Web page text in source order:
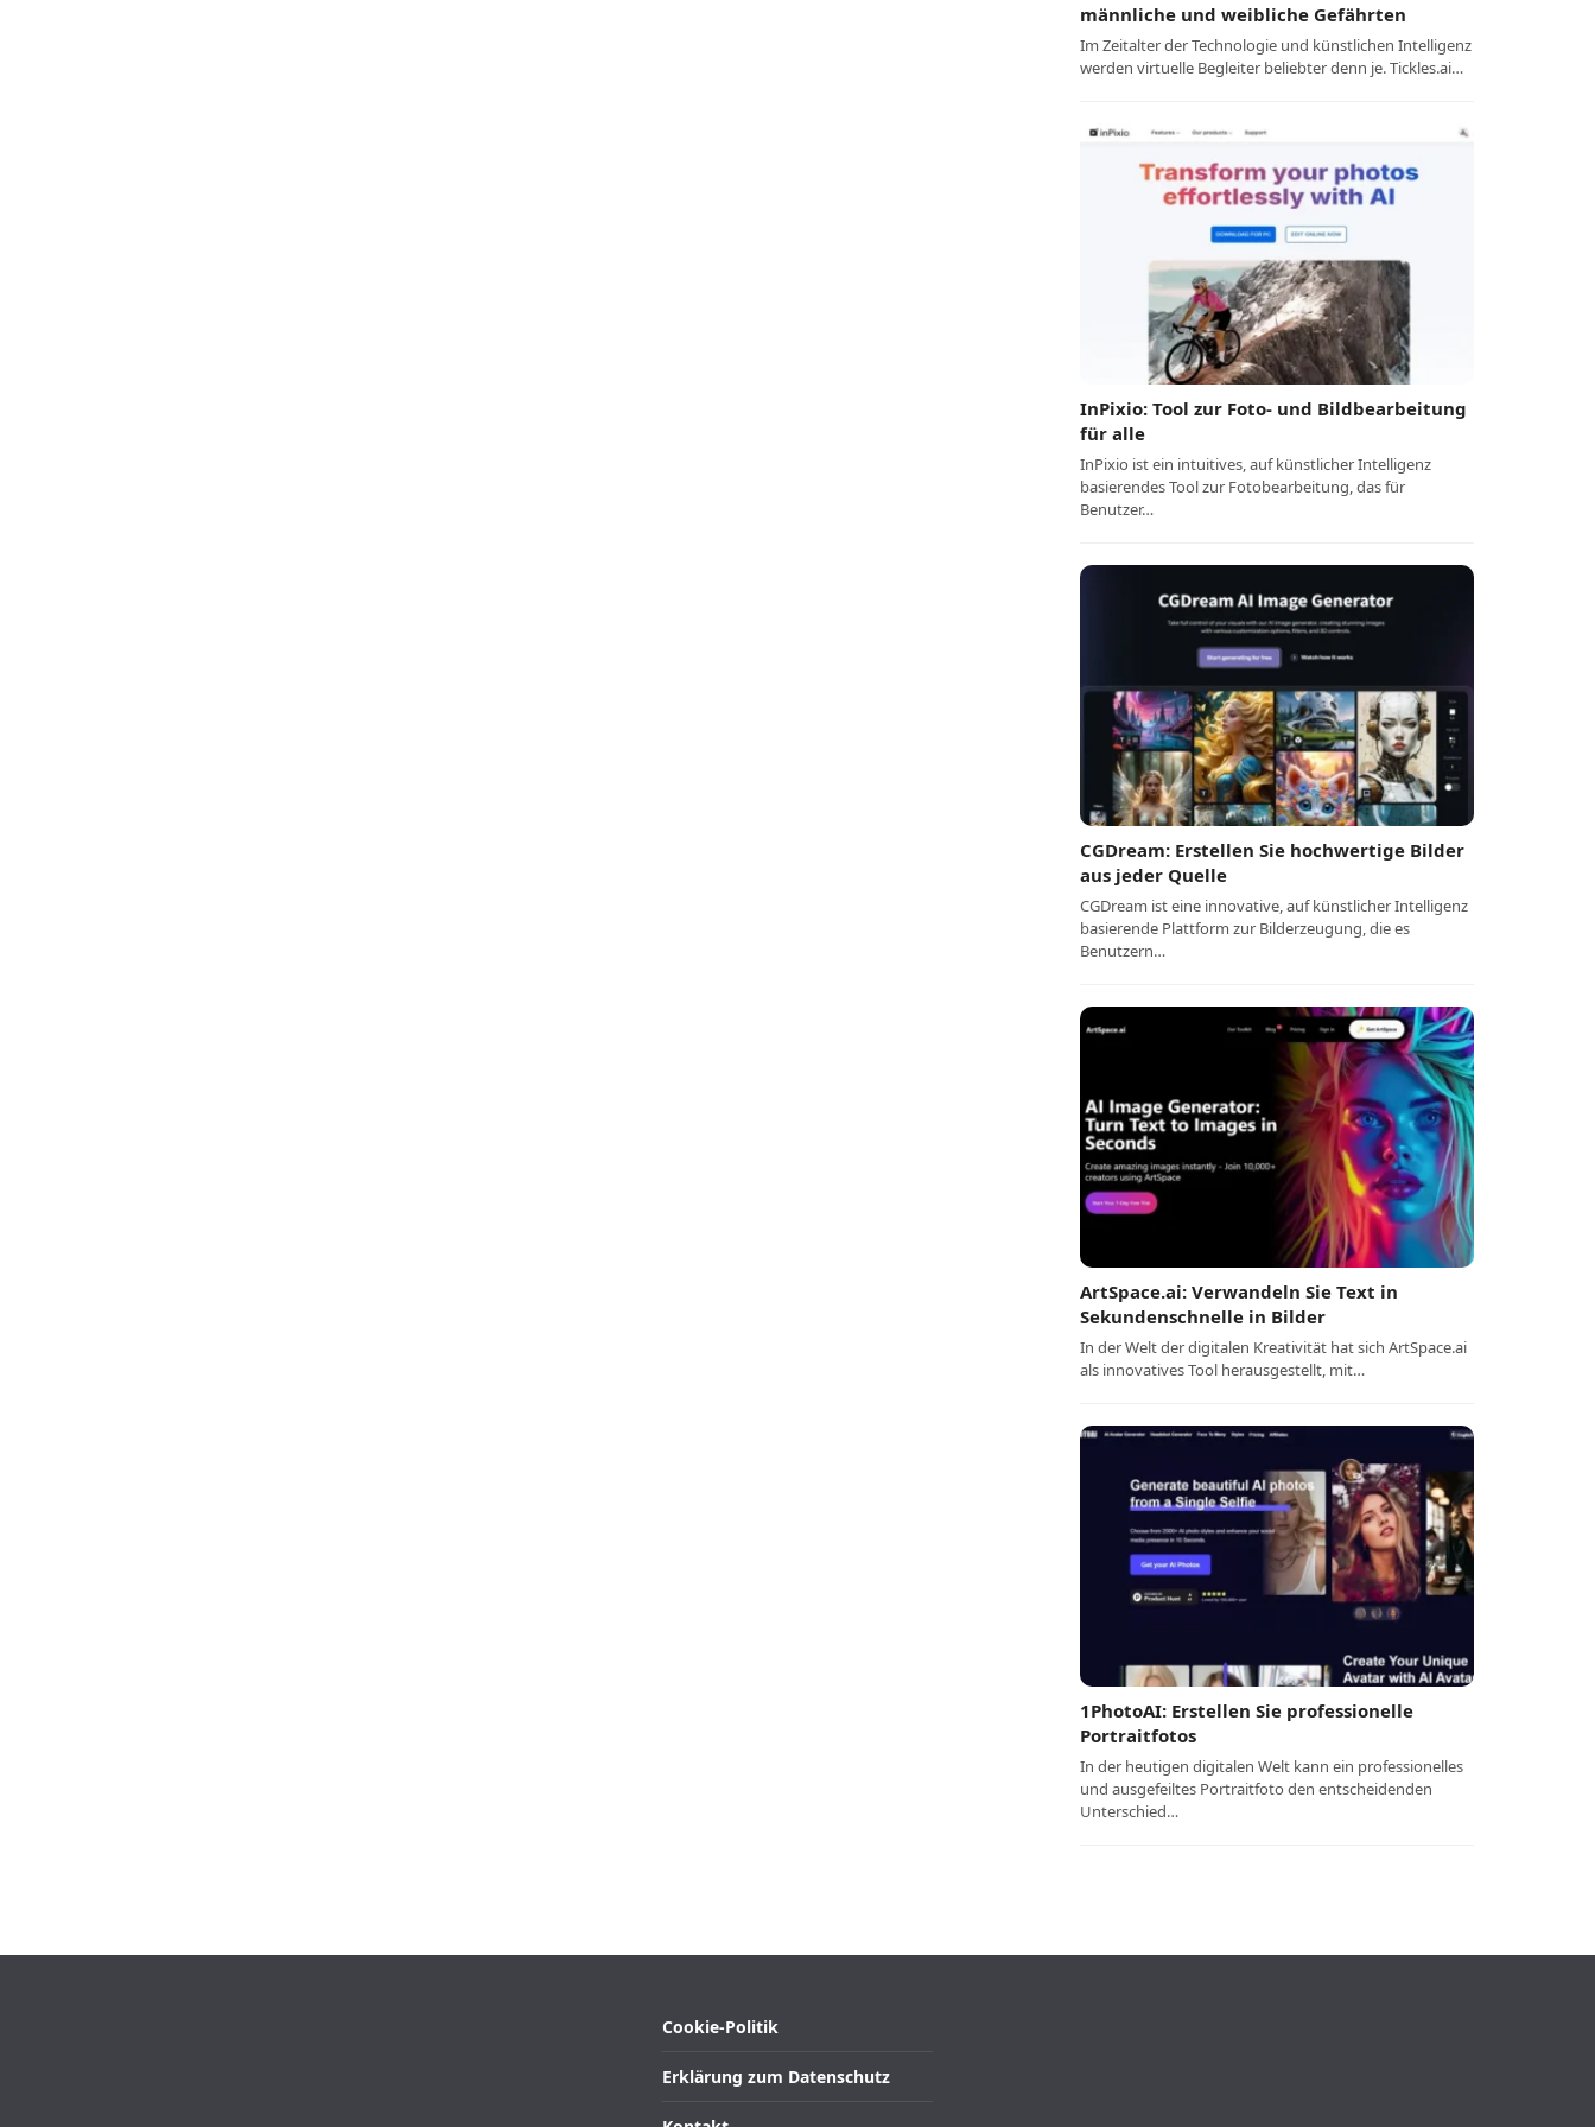
männliche und weibliche Gefährten
Im Zeitalter der Technologie und künstlichen Intelligenz
werden virtuelle Begleiter beliebter denn je. Tickles.ai…
InPixio: Tool zur Foto- und Bildbearbeitung
für alle
InPixio ist ein intuitives, auf künstlicher Intelligenz
basierendes Tool zur Fotobearbeitung, das für
Benutzer…
CGDream: Erstellen Sie hochwertige Bilder
aus jeder Quelle
CGDream ist eine innovative, auf künstlicher Intelligenz
basierende Plattform zur Bilderzeugung, die es
Benutzern…
ArtSpace.ai: Verwandeln Sie Text in
Sekundenschnelle in Bilder
In der Welt der digitalen Kreativität hat sich ArtSpace.ai
als innovatives Tool herausgestellt, mit…
1PhotoAI: Erstellen Sie professionelle
Portraitfotos
In der heutigen digitalen Welt kann ein professionelles
und ausgefeiltes Portraitfoto den entscheidenden
Unterschied…
Cookie-Politik
Erklärung zum Datenschutz